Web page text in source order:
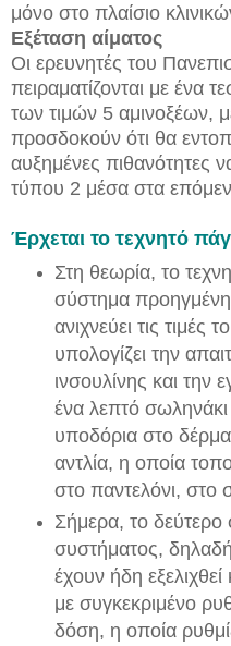
μόνο στο πλαίσιο
Εξέταση αίματος
Οι ερευνητές του
πειραματίζονται με ένα
των τιμών 5 αμινοξέων,
προσδοκούν ότι θα
αυξημένες πιθανότητες
τύπου 2 μέσα στα
Έρχεται το τεχνητό
Στη θεωρία, το
σύστημα
ανιχνεύει τις τιμές
υπολογίζει την
ινσουλίνης και την
ένα λεπτό σωληνάκι
υποδόρια στο δέρμα
αντλία, η οποία
στο παντελόνι, στο
Σήμερα, το δεύτερο
συστήματος, δηλαδή
έχουν ήδη εξελιχθεί
με συγκεκριμένο
δόση, η οποία